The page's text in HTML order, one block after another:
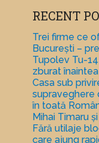
RECENT
Trei firme ce
București –
Tupolev Tu-
zburat
Casa sub
supraveghere
în toată
Mihai Timaru
Fără utilaje
care ajung